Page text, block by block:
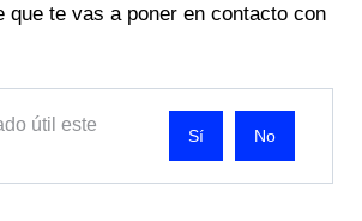
que te vas a poner en contacto con
útil este
No